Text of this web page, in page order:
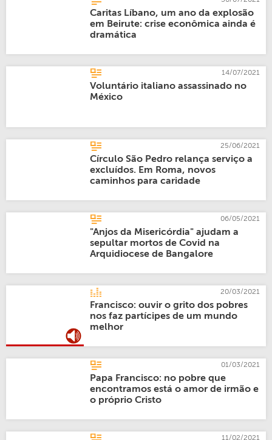
Caritas Líbano, um ano da explosão
em Beirute: crise econômica ainda é
dramática
14/07/2021
Voluntário italiano assassinado no
México
25/06/2021
Círculo São Pedro relança serviço a
excluídos. Em Roma, novos
caminhos para caridade
06/05/2021
"Anjos da Misericórdia" ajudam a
sepultar mortos de Covid na
Arquidiocese de Bangalore
20/03/2021
Francisco: ouvir o grito dos pobres
nos faz partícipes de um mundo
melhor
01/03/2021
Papa Francisco: no pobre que
encontramos está o amor de irmão e
o próprio Cristo
11/02/2021